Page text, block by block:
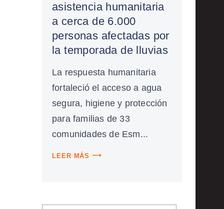
asistencia humanitaria
a cerca de 6.000
personas afectadas por
la temporada de lluvias
La respuesta humanitaria
fortaleció el acceso a agua
segura, higiene y protección
para familias de 33
comunidades de Esm...
LEER MÁS